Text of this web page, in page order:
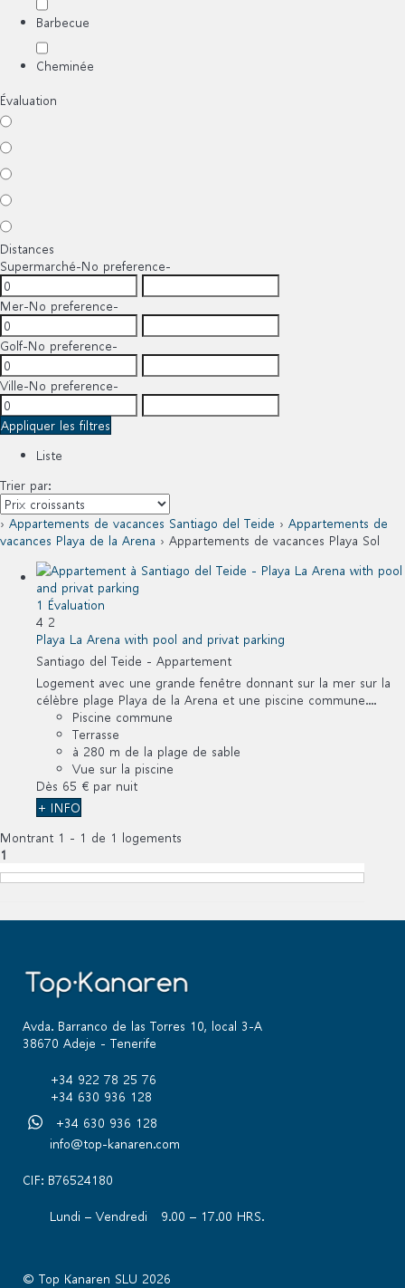
Barbecue
Cheminée
Évaluation
Distances
Supermarché-No preference-
Mer-No preference-
Golf-No preference-
Ville-No preference-
Appliquer les filtres
Liste
Trier par:
› Appartements de vacances Santiago del Teide › Appartements de
vacances Playa de la Arena › Appartements de vacances Playa Sol
1 Évaluation
4 2
Playa La Arena with pool and privat parking
Santiago del Teide - Appartement
Logement avec une grande fenêtre donnant sur la mer sur la
célèbre plage Playa de la Arena et une piscine commune....
Piscine commune
Terrasse
à 280 m de la plage de sable
Vue sur la piscine
Dès 65 € par nuit
+ INFO
Montrant 1 - 1 de 1 logements
1
Avda. Barranco de las Torres 10, local 3-A
38670 Adeje - Tenerife
+34 922 78 25 76
+34 630 936 128
+34 630 936 128
info@top-kanaren.com
CIF: B76524180
Lundi – Vendredi 9.00 – 17.00 HRS.
© Top Kanaren SLU 2026